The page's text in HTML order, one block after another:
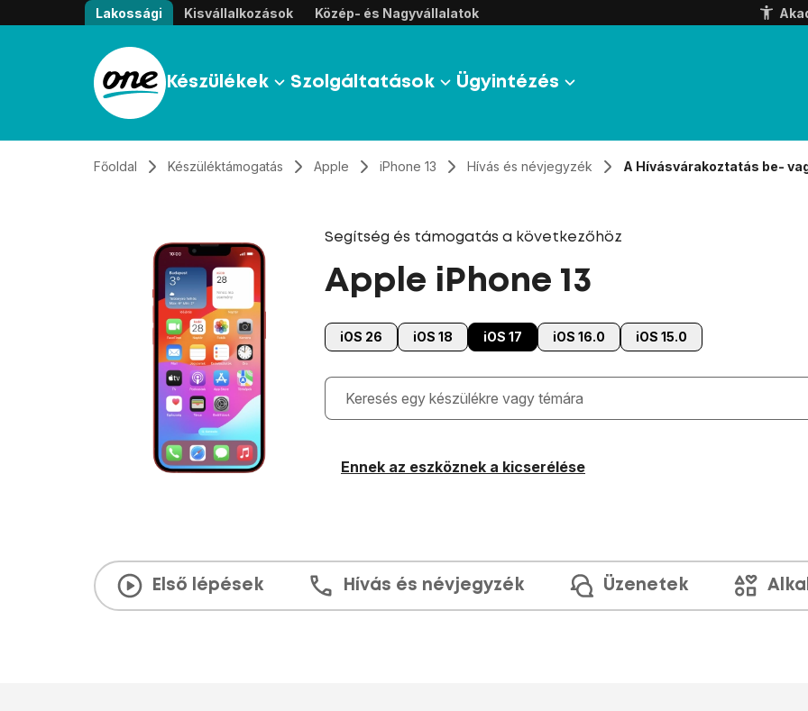
Átugrás, tovább a tartalomhoz
Lakossági Kisvállalkozások Közép- és Nagyvállalatok
Készülékek Szolgáltatások Ügyintézés
Főoldal Készüléktámogatás Apple iPhone 13 Hívás és névjegyzék A Hívásvárakoztatás be-
Segítség és támogatás a következőhöz
Apple iPhone 13
iOS 26 iOS 18 iOS 17 iOS 16.0 iOS 15.0
Gépelés közben megjelennek a keresési javaslatok a mező alatt
Ennek az eszköznek a kicserélése
Első lépések Hívás és névjegyzék Üzenetek